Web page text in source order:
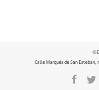
Calle Marqués de San Esteban,